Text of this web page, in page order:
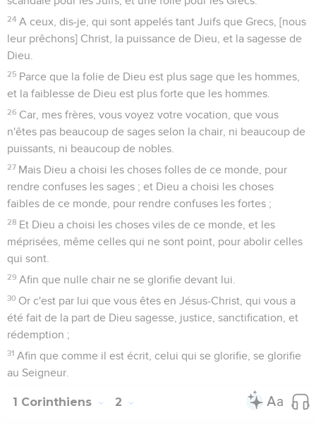
24 A ceux, dis-je, qui sont appelés tant Juifs que Grecs, [nous
leur prêchons] Christ, la puissance de Dieu, et la sagesse de
Dieu.
25 Parce que la folie de Dieu est plus sage que les hommes,
et la faiblesse de Dieu est plus forte que les hommes.
26 Car, mes frères, vous voyez votre vocation, que vous
n'êtes pas beaucoup de sages selon la chair, ni beaucoup de
puissants, ni beaucoup de nobles.
27 Mais Dieu a choisi les choses folles de ce monde, pour
rendre confuses les sages ; et Dieu a choisi les choses
faibles de ce monde, pour rendre confuses les fortes ;
28 Et Dieu a choisi les choses viles de ce monde, et les
méprisées, même celles qui ne sont point, pour abolir celles
qui sont.
29 Afin que nulle chair ne se glorifie devant lui.
30 Or c'est par lui que vous êtes en Jésus-Christ, qui vous a
été fait de la part de Dieu sagesse, justice, sanctification, et
rédemption ;
31 Afin que comme il est écrit, celui qui se glorifie, se glorifie
au Seigneur.
1 Corinthiens 2